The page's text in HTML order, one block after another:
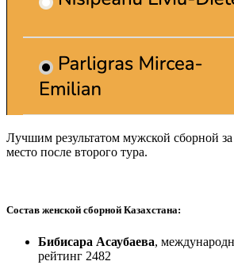
Лучшим результатом мужской сборной
место после второго тура.
Состав женской сборной Казахстана:
Бибисара Асаубаева,
рейтинг 2482